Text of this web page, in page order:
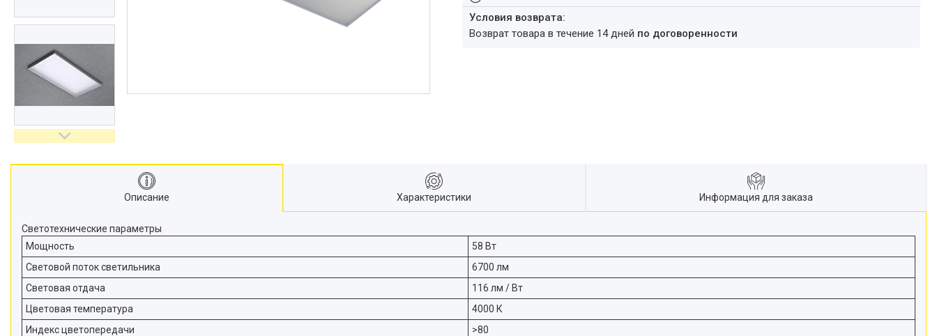
возврат товара в течение 14 дней по договоренности
Описание Характеристики Информация для заказа
Светотехнические параметры
Мощность
58 Вт
Световой поток светильника
6700 лм
Световая отдача
116 лм / Вт
Цветовая температура
4000 К
Индекс цветопередачи
>80